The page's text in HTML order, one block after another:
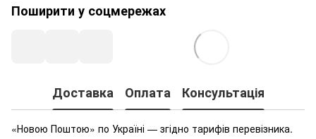
Поширити у соцмережах
Доставка Оплата Консультація
«Новою Поштою» по Україні — згідно тарифів перевізника.